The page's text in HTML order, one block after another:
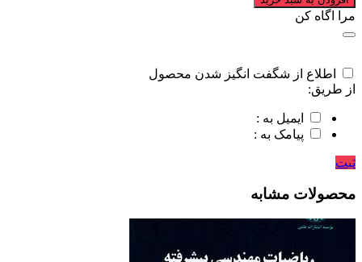
مرا اگاه کن
اطلاع از شگفت انگیز شدن محصول
از طریق:
ایمیل به :
پیامک به :
ثبت
محصولات مشابه